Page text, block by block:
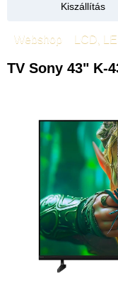
Kiszállítás
Webshop LCD,
TV Sony 43" K-